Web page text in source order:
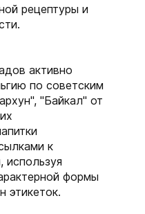
рецептуры и
активно
по советским
"Байкал" от
к
используя
формы
этикеток.